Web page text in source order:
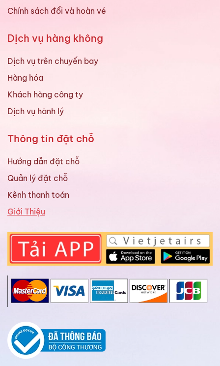
Chính sách đổi và hoàn vé
Dịch vụ hàng không
Dịch vụ trên chuyến bay
Hàng hóa
Khách hàng công ty
Dịch vụ hành lý
Thông tin đặt chỗ
Hướng dẫn đặt chỗ
Quản lý đặt chỗ
Kênh thanh toán
Giới Thiệu